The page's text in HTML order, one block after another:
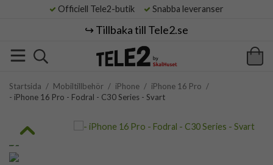
Officiell Tele2-butik Snabba leveranser
↪️ Tillbaka till Tele2.se
Startsida / Mobiltillbehör / iPhone / iPhone 16 Pro /
- iPhone 16 Pro - Fodral - C30 Series - Svart